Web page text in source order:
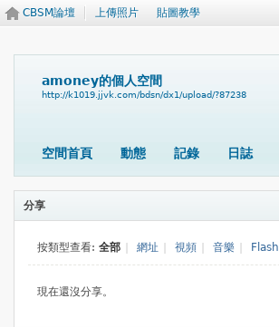
CBSM論壇 上傳照片 貼圖教學
amoney的個人空間
http://k1019.jjvk.com/bdsn/dx1/upload/?87238
空間首頁 動態 記錄 日誌
分享
按類型查看: 全部 網址 視頻 音樂 Flash
現在還沒分享。